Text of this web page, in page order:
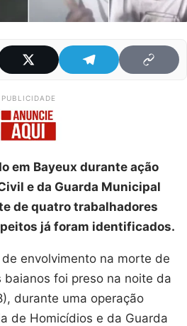
PUBLICIDADE
em Bayeux durante ação
e da Guarda Municipal
de quatro trabalhadores
já foram identificados.
envolvimento na morte de
foi preso na noite da
durante uma operação
de Homicídios e da Guarda